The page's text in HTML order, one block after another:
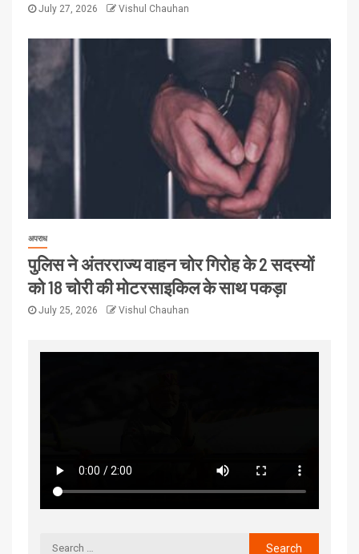
July 27, 2026 Vishul Chauhan
अपराध
पुलिस ने अंतरराज्य वाहन चोर गिरोह के 2 सदस्यों
को 18 चोरी की मोटरसाइकिल के साथ पकड़ा
July 25, 2026 Vishul Chauhan